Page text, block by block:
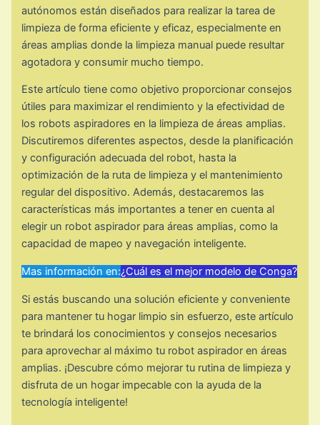
autónomos están diseñados para realizar la tarea de
limpieza de forma eficiente y eficaz, especialmente en
áreas amplias donde la limpieza manual puede resultar
agotadora y consumir mucho tiempo.
Este artículo tiene como objetivo proporcionar consejos
útiles para maximizar el rendimiento y la efectividad de
los robots aspiradores en la limpieza de áreas amplias.
Discutiremos diferentes aspectos, desde la planificación
y configuración adecuada del robot, hasta la
optimización de la ruta de limpieza y el mantenimiento
regular del dispositivo. Además, destacaremos las
características más importantes a tener en cuenta al
elegir un robot aspirador para áreas amplias, como la
capacidad de mapeo y navegación inteligente.
Mas información en:¿Cuál es el mejor modelo de Conga?
Si estás buscando una solución eficiente y conveniente
para mantener tu hogar limpio sin esfuerzo, este artículo
te brindará los conocimientos y consejos necesarios
para aprovechar al máximo tu robot aspirador en áreas
amplias. ¡Descubre cómo mejorar tu rutina de limpieza y
disfruta de un hogar impecable con la ayuda de la
tecnología inteligente!